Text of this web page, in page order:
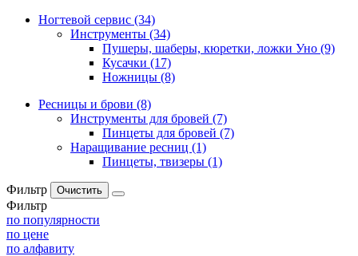
Ногтевой сервис (34)
Инструменты (34)
Пушеры, шаберы, кюретки, ложки Уно (9)
Кусачки (17)
Ножницы (8)
Ресницы и брови (8)
Инструменты для бровей (7)
Пинцеты для бровей (7)
Наращивание ресниц (1)
Пинцеты, твизеры (1)
Фильтр
Фильтр
по популярности
по цене
по алфавиту